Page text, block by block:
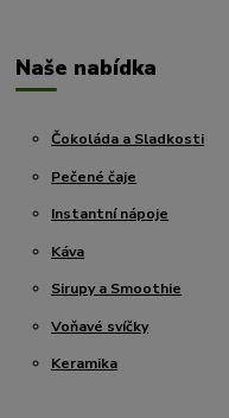
Naše nabídka
Čokoláda a Sladkosti
Pečené čaje
Instantní nápoje
Káva
Sirupy a Smoothie
Voňavé svíčky
Keramika